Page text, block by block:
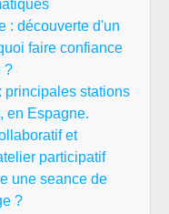
: découverte d'un
faire confiance
?
principales stations
en Espagne.
et
participatif
une seance de
?